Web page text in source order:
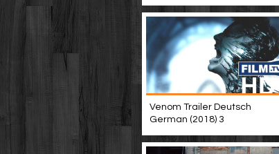
Venom Trailer Deutsch
German (2018) 3